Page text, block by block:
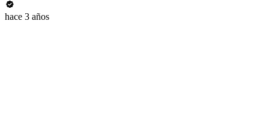
hace 3 años